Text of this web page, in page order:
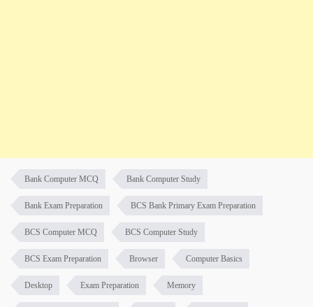
Bank Computer MCQ Bank Computer Study
Bank Exam Preparation BCS Bank Primary Exam Preparation
BCS Computer MCQ BCS Computer Study
BCS Exam Preparation Browser Computer Basics
Desktop Exam Preparation Memory